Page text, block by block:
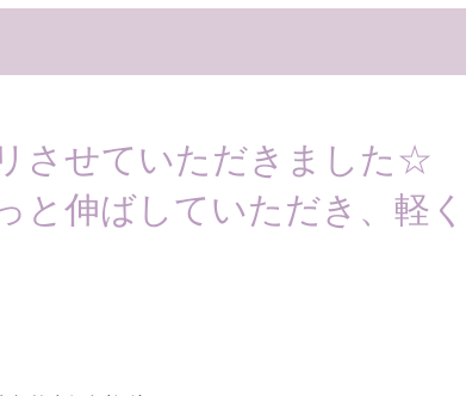
させていただきました☆
と伸ばしていただき、軽く